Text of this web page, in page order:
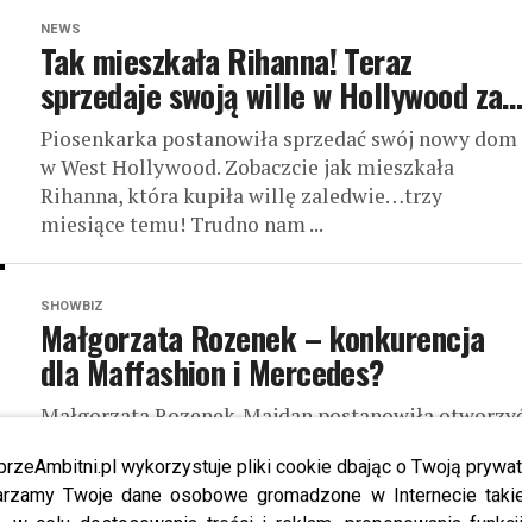
wykorzystuje pliki cookie dbając o Twoją
Twoje dane osobowe gromadzone w Internecie
NEWS
Tak mieszkała Rihanna! Teraz
sprzedaje swoją wille w Hollywood za…
Piosenkarka postanowiła sprzedać swój nowy dom
w West Hollywood. Zobaczcie jak mieszkała
Rihanna, która kupiła willę zaledwie…trzy
miesiące temu! Trudno nam ...
SHOWBIZ
Małgorzata Rozenek – konkurencja
dla Maffashion i Mercedes?
Małgorzata Rozenek-Majdan postanowiła